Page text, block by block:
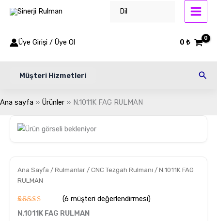
atla
Dil
Üye Girişi / Üye Ol 0₺
Müşteri Hizmetleri
Ana sayfa Ürünler N.1011K FAG RULMAN
Ana Sayfa /Rulmanlar /CNC Tezgah Rulmanı / N.1011K FAG
RULMAN
6
müşteri
puanına
(6 müşteri değerlendirmesi)
N.1011K FAG RULMAN
FAG